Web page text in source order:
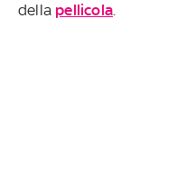
della pellicola.